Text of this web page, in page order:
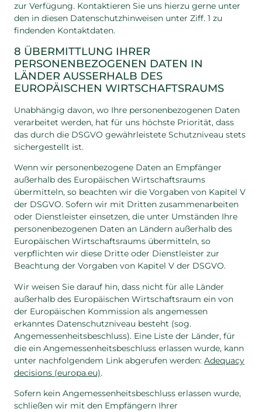
zur Verfügung. Kontaktieren Sie uns hierzu gerne unter
den in diesen Datenschutzhinweisen unter Ziff. 1 zu
findenden Kontaktdaten.
8 ÜBERMITTLUNG IHRER
PERSONENBEZOGENEN DATEN IN
LÄNDER AUSSERHALB DES
EUROPÄISCHEN WIRTSCHAFTSRAUMS
Unabhängig davon, wo Ihre personenbezogenen Daten
verarbeitet werden, hat für uns höchste Priorität, dass
das durch die DSGVO gewährleistete Schutzniveau stets
sichergestellt ist.
Wenn wir personenbezogene Daten an Empfänger
außerhalb des Europäischen Wirtschaftsraums
übermitteln, so beachten wir die Vorgaben von Kapitel V
der DSGVO. Sofern wir mit Dritten zusammenarbeiten
oder Dienstleister einsetzen, die unter Umständen Ihre
personenbezogenen Daten an Ländern außerhalb des
Europäischen Wirtschaftsraums übermitteln, so
verpflichten wir diese Dritte oder Dienstleister zur
Beachtung der Vorgaben von Kapitel V der DSGVO.
Wir weisen Sie darauf hin, dass nicht für alle Länder
außerhalb des Europäischen Wirtschaftsraum ein von
der Europäischen Kommission als angemessen
erkanntes Datenschutzniveau besteht (sog.
Angemessenheitsbeschluss). Eine Liste der Länder, für
die ein Angemessenheitsbeschluss erlassen wurde, kann
unter nachfolgendem Link abgerufen werden: Adequacy
decisions (europa.eu).
Sofern kein Angemessenheitsbeschluss erlassen wurde,
schließen wir mit den Empfängern Ihrer